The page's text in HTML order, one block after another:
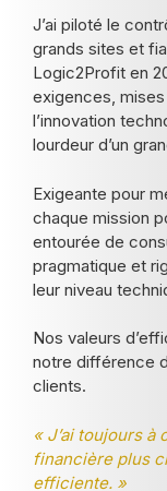
J’ai piloté le
grands sites et
Logic2Profit en
exigences,
l’innovation
lourdeur d’un
Exigeante pour
chaque mission
entourée de
pragmatique et
leur niveau
Nos valeurs
notre différence
clients.
« J’ai toujours
financière plus
efficiente. »